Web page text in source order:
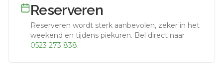
Reserveren
Reserveren wordt sterk aanbevolen, zeker in het
weekend en tijdens piekuren. Bel direct naar
0523 273 838.